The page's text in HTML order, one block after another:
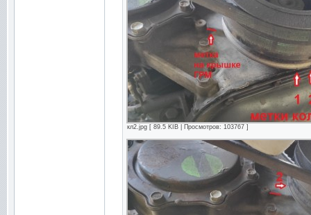
кл2.jpg [ 89.5 KIB | Просмотров: 103767 ]